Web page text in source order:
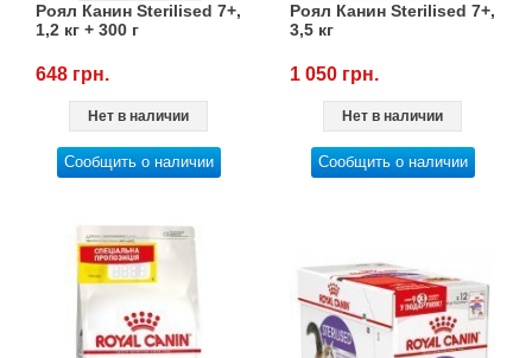
Роял Канин Sterilised 7+,
1,2 кг + 300 г
648 грн.
Нет в наличии
Сообщить о наличии
Роял Канин Sterilised 7+,
3,5 кг
1 050 грн.
Нет в наличии
Сообщить о наличии